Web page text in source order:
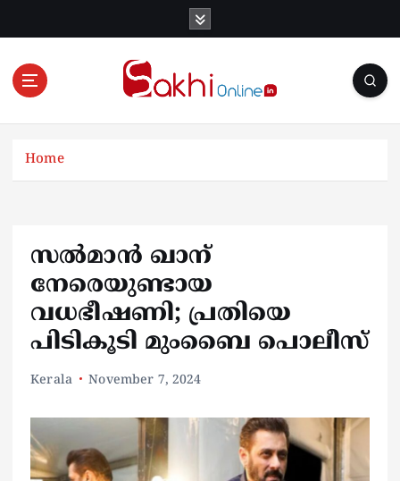
Online News Portal
Home
സൽമാൻ ഖാന്
നേരെയുണ്ടായ
വധഭീഷണി; പ്രതിയെ
പിടികൂടി മുംബൈ പൊലീസ്
Kerala November 7, 2024